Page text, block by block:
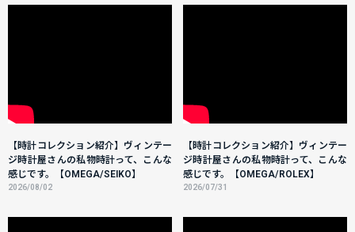
【時計コレクション紹介】ヴィンテー
ジ時計屋さんの私物時計って、こんな
感じです。【OMEGA/SEIKO】
2026/08/02
【時計コレクション紹介】ヴィンテー
ジ時計屋さんの私物時計って、こんな
感じです。【OMEGA/ROLEX】
2026/07/31